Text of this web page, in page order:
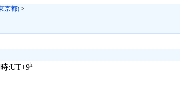
京都)>
時:UT+9h